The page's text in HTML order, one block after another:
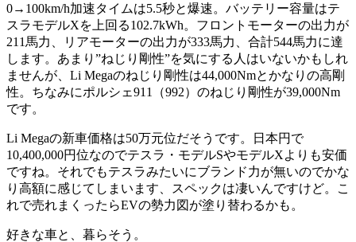
0→100km/h加速タイムは5.5秒と爆速。バッテリー容量はテ
スラモデルXを上回る102.7kWh。フロントモーターの出力が
211馬力、リアモーターの出力が333馬力、合計544馬力に達
します。あまり”ねじり剛性”を気にする人はいないかもしれ
ませんが、Li Megaのねじり剛性は44,000Nmとかなりの高剛
性。ちなみにポルシェ911（992）のねじり剛性が39,000Nm
です。
Li Megaの新車価格は50万元位だそうです。日本円で
10,400,000円位なのでテスラ・モデルSやモデルXよりも安価
ですね。それでもテスラみたいにブランド力が無いのでかな
り高額に感じてしまいます、スペックは凄いんですけど。こ
れで売れまくったらEVの勢力図が塗り替わるかも。
好きな車と、暮らそう。